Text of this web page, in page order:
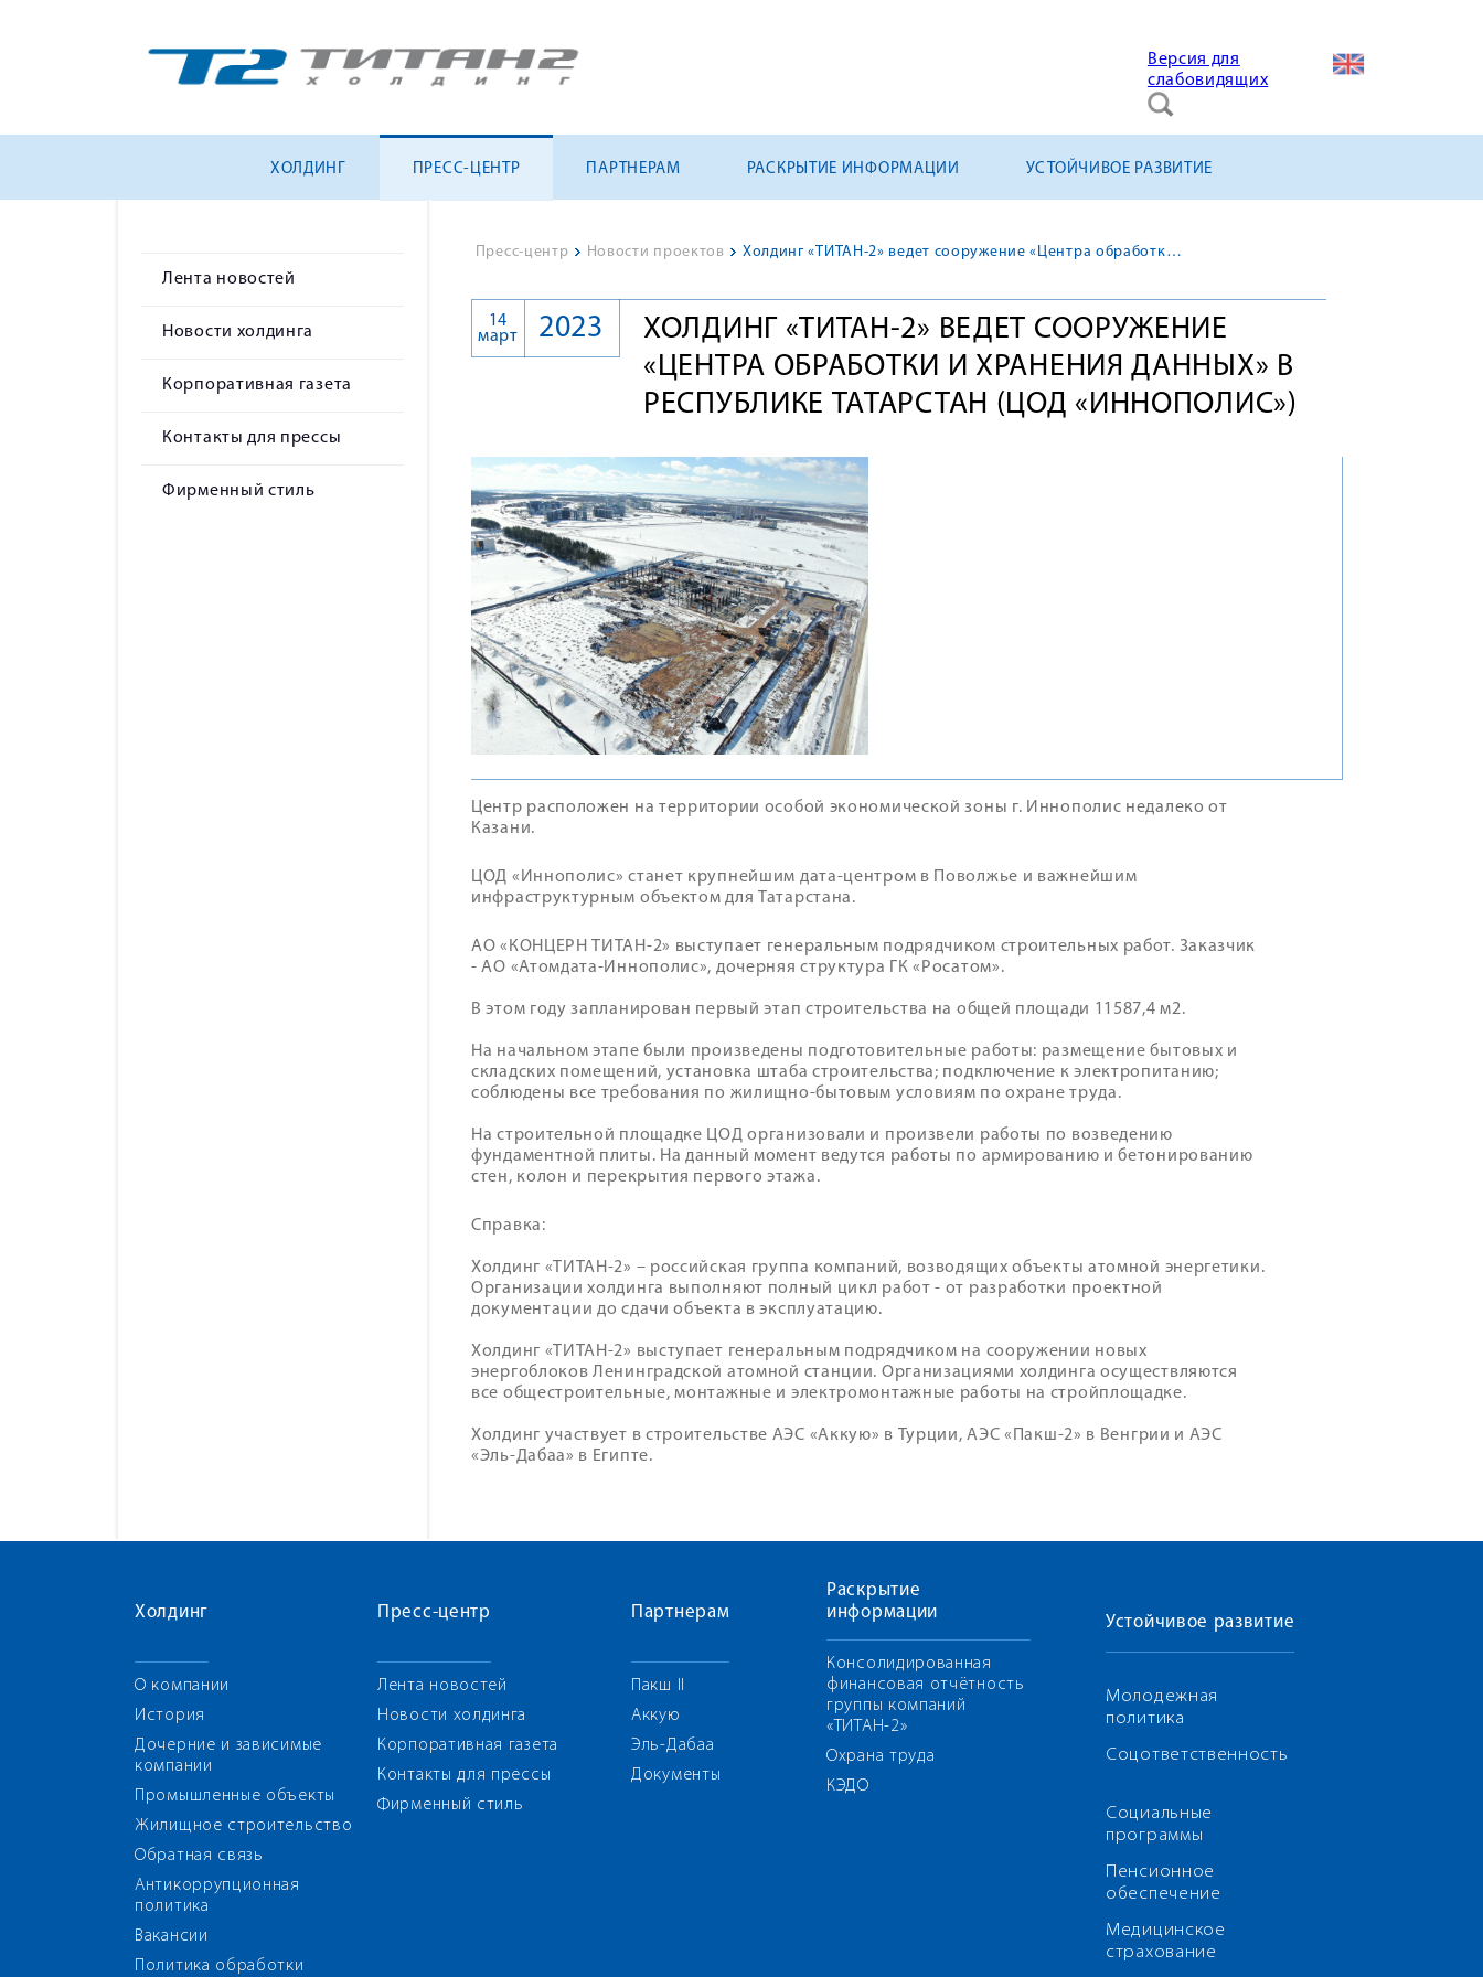
Версия для
слабовидящих
ХОЛДИНГ ПРЕСС-ЦЕНТР ПАРТНЕРАМ РАСКРЫТИЕ ИНФОРМАЦИИ УСТОЙЧИВОЕ РАЗВИТИЕ
Лента новостей
Новости холдинга
Корпоративная газета
Контакты для прессы
Фирменный стиль
Пресс-центр > Новости проектов > Холдинг «ТИТАН-2» ведет сооружение «Центра обработки и хранения данных» в Республике Татарстан (ЦОД «Иннополис»)
ХОЛДИНГ «ТИТАН-2» ВЕДЕТ СООРУЖЕНИЕ
«ЦЕНТРА ОБРАБОТКИ И ХРАНЕНИЯ ДАННЫХ» В
РЕСПУБЛИКЕ ТАТАРСТАН (ЦОД «ИННОПОЛИС»)
14
март
2023
Центр расположен на территории особой экономической зоны г. Иннополис недалеко от
Казани.
ЦОД «Иннополис» станет крупнейшим дата-центром в Поволжье и важнейшим
инфраструктурным объектом для Татарстана.
АО «КОНЦЕРН ТИТАН-2» выступает генеральным подрядчиком строительных работ. Заказчик
- АО «Атомдата-Иннополис», дочерняя структура ГК «Росатом».
В этом году запланирован первый этап строительства на общей площади 11587,4 м2.
На начальном этапе были произведены подготовительные работы: размещение бытовых и
складских помещений, установка штаба строительства; подключение к электропитанию;
соблюдены все требования по жилищно-бытовым условиям по охране труда.
На строительной площадке ЦОД организовали и произвели работы по возведению
фундаментной плиты. На данный момент ведутся работы по армированию и бетонированию
стен, колон и перекрытия первого этажа.
Справка:
Холдинг «ТИТАН-2» – российская группа компаний, возводящих объекты атомной энергетики.
Организации холдинга выполняют полный цикл работ - от разработки проектной
документации до сдачи объекта в эксплуатацию.
Холдинг «ТИТАН-2» выступает генеральным подрядчиком на сооружении новых
энергоблоков Ленинградской атомной станции. Организациями холдинга осуществляются
все общестроительные, монтажные и электромонтажные работы на стройплощадке.
Холдинг участвует в строительстве АЭС «Аккую» в Турции, АЭС «Пакш-2» в Венгрии и АЭС
«Эль-Дабаа» в Египте.
Холдинг
О компании
История
Дочерние и зависимые
компании
Промышленные объекты
Жилищное строительство
Обратная связь
Антикоррупционная
политика
Вакансии
Политика обработки
Пресс-центр
Лента новостей
Новости холдинга
Корпоративная газета
Контакты для прессы
Фирменный стиль
Партнерам
Пакш II
Аккую
Эль-Дабаа
Документы
Раскрытие
информации
Консолидированная
финансовая отчётность
группы компаний
«ТИТАН-2»
Охрана труда
КЭДО
Устойчивое развитие
Молодежная
политика
Соцответственность
Социальные
программы
Пенсионное
обеспечение
Медицинское
страхование